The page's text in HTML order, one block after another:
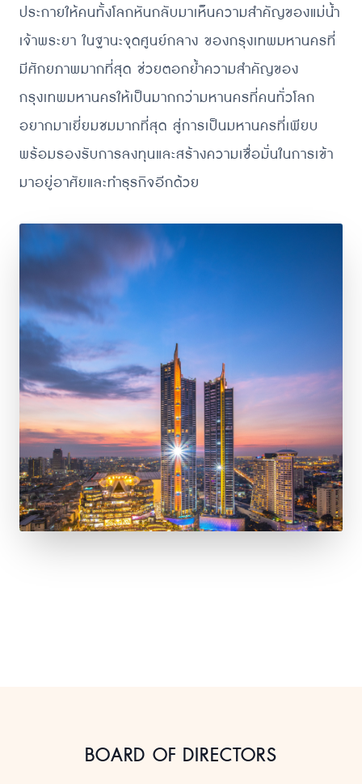
ประกายให้คนทั้งโลกหันกลับมาเห็นความสำคัญของแม่น้ำ
เจ้าพระยา ในฐานะจุดศูนย์กลาง ของกรุงเทพมหานครที่
มีศักยภาพมากที่สุด ช่วยตอกย้ำความสำคัญของ
กรุงเทพมหานครให้เป็นมากกว่ามหานครที่คนทั่วโลก
อยากมาเยี่ยมชมมากที่สุด สู่การเป็นมหานครที่เพียบ
พร้อมรองรับการลงทุนและสร้างความเชื่อมั่นในการเข้า
มาอยู่อาศัยและทำธุรกิจอีกด้วย
BOARD OF DIRECTORS